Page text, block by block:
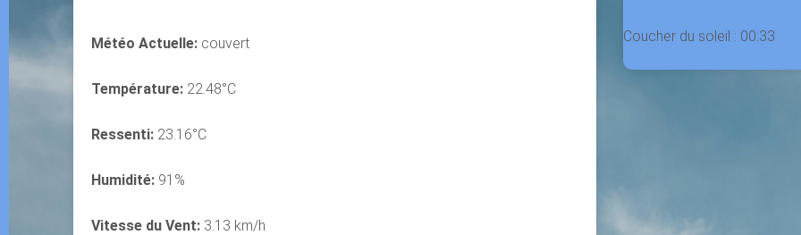
Météo Actuelle: couvert
Température: 22.48°C
Ressenti: 23.16°C
Humidité: 91%
Vitesse du Vent: 3.13 km/h
Coucher du soleil : 00:33